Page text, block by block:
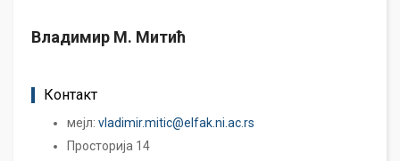
Владимир М. Митић
Контакт
мејл: vladimir.mitic@elfak.ni.ac.rs
Просторија 14